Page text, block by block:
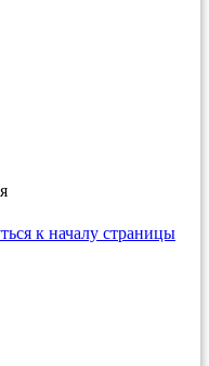
к началу страницы